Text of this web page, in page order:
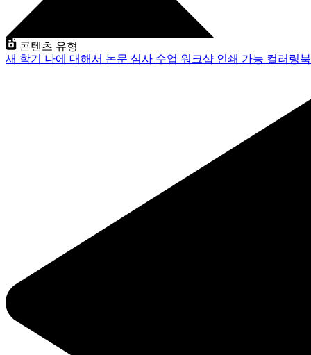
콘텐츠 유형
새 학기 나에 대해서 논문 심사 수업 워크샵 인쇄 가능 컬러링북